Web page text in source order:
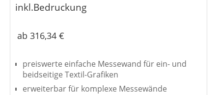
inkl.Bedruckung
ab 316,34 €
preiswerte einfache Messewand für ein- und
beidseitige Textil-Grafiken
erweiterbar für komplexe Messewände